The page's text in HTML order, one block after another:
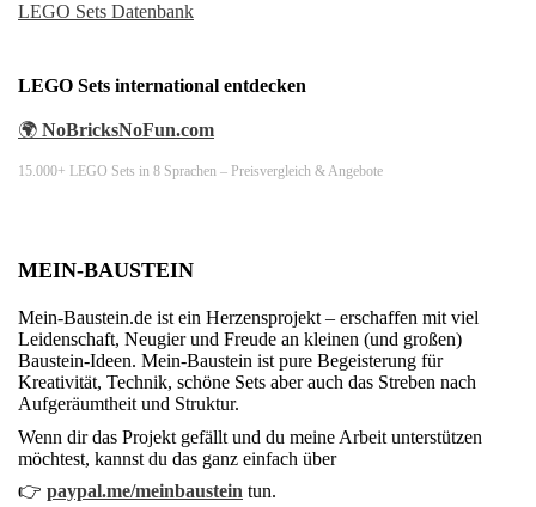
LEGO Sets Datenbank
LEGO Sets international entdecken
🌍 NoBricksNoFun.com
15.000+ LEGO Sets in 8 Sprachen – Preisvergleich & Angebote
MEIN-BAUSTEIN
Mein-Baustein.de ist ein Herzensprojekt – erschaffen mit viel
Leidenschaft, Neugier und Freude an kleinen (und großen)
Baustein-Ideen. Mein-Baustein ist pure Begeisterung für
Kreativität, Technik, schöne Sets aber auch das Streben nach
Aufgeräumtheit und Struktur.
Wenn dir das Projekt gefällt und du meine Arbeit unterstützen
möchtest, kannst du das ganz einfach über
👉 paypal.me/meinbaustein tun.